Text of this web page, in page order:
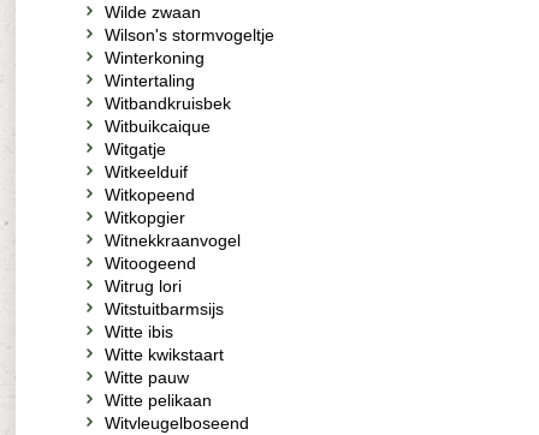
Wilde zwaan
Wilson's stormvogeltje
Winterkoning
Wintertaling
Witbandkruisbek
Witbuikcaique
Witgatje
Witkeelduif
Witkopeend
Witkopgier
Witnekkraanvogel
Witoogeend
Witrug lori
Witstuitbarmsijs
Witte ibis
Witte kwikstaart
Witte pauw
Witte pelikaan
Witvleugelboseend